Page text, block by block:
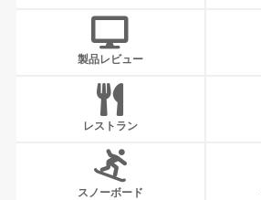
製品レビュー
レストラン
スノーボード